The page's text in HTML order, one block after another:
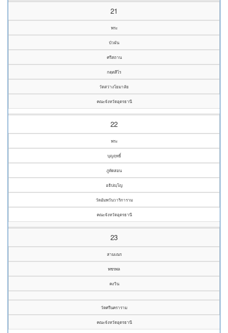
21
พระ
บัวผัน
ศรีสถาน
กตฺตสีโร
วัดสว่างโยมาลัย
คณะจังหวัดอุดรธานี
22
พระ
บุญฤทธิ์
ภูหัดสอน
อธิปญฺโญ
วัดอัมพวันวาริการาม
คณะจังหวัดอุดรธานี
23
สามเณร
พชรพล
คงวิน
วัดศรีนคราราม
คณะจังหวัดอุดรธานี